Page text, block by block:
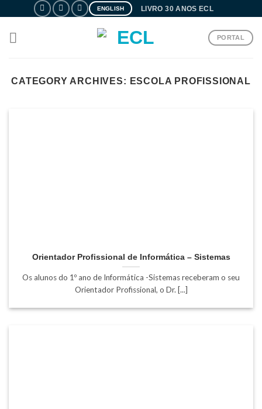
content
ENGLISH LIVRO 30 ANOS ECL
PORTAL
CATEGORY ARCHIVES: ESCOLA PROFISSIONAL
Orientador Profissional de Informática – Sistemas
Os alunos do 1º ano de Informática -Sistemas receberam o seu
Orientador Profissional, o Dr. [...]